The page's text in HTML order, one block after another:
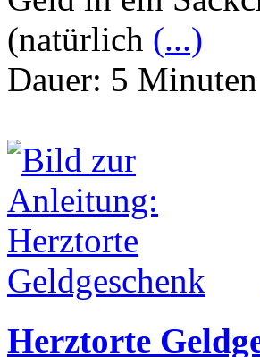
(natürlich (...)
Dauer: 5 Minuten
Herztorte